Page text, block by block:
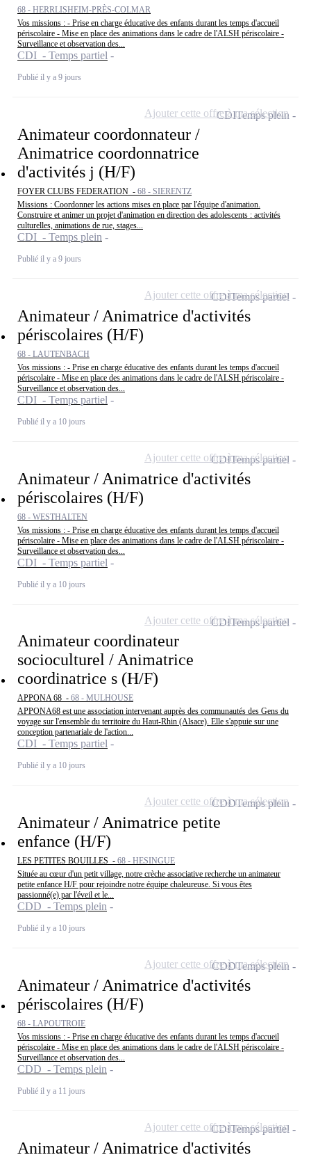
68 - HERRLISHEIM-PRÈS-COLMAR
Vos missions : - Prise en charge éducative des enfants durant les temps d'accueil
périscolaire - Mise en place des animations dans le cadre de l'ALSH périscolaire -
Surveillance et observation des...
CDI - Temps partiel
Publié il y a 9 jours
Animateur coordonnateur /
Animatrice coordonnatrice
d'activités j (H/F)
FOYER CLUBS FEDERATION - 68 - SIERENTZ
Missions : Coordonner les actions mises en place par l'équipe d'animation.
Construire et animer un projet d'animation en direction des adolescents : activités
culturelles, animations de rue, stages...
CDI - Temps plein
Publié il y a 9 jours
CDITemps plein
Ajouter cette offre à ma sélection
Animateur / Animatrice d'activités
périscolaires (H/F)
68 - LAUTENBACH
Vos missions : - Prise en charge éducative des enfants durant les temps d'accueil
périscolaire - Mise en place des animations dans le cadre de l'ALSH périscolaire -
Surveillance et observation des...
CDI - Temps partiel
Publié il y a 10 jours
CDITemps partiel
Ajouter cette offre à ma sélection
Animateur / Animatrice d'activités
périscolaires (H/F)
68 - WESTHALTEN
Vos missions : - Prise en charge éducative des enfants durant les temps d'accueil
périscolaire - Mise en place des animations dans le cadre de l'ALSH périscolaire -
Surveillance et observation des...
CDI - Temps partiel
Publié il y a 10 jours
CDITemps partiel
Ajouter cette offre à ma sélection
Animateur coordinateur
socioculturel / Animatrice
coordinatrice s (H/F)
APPONA 68 - 68 - MULHOUSE
APPONA68 est une association intervenant auprès des communautés des Gens du
voyage sur l'ensemble du territoire du Haut-Rhin (Alsace). Elle s'appuie sur une
conception partenariale de l'action...
CDI - Temps partiel
Publié il y a 10 jours
CDITemps partiel
Ajouter cette offre à ma sélection
Animateur / Animatrice petite
enfance (H/F)
LES PETITES BOUILLES - 68 - HESINGUE
Située au cœur d'un petit village, notre crèche associative recherche un animateur
petite enfance H/F pour rejoindre notre équipe chaleureuse. Si vous êtes
passionné(e) par l'éveil et le...
CDD - Temps plein
Publié il y a 10 jours
CDDTemps plein
Ajouter cette offre à ma sélection
Animateur / Animatrice d'activités
périscolaires (H/F)
68 - LAPOUTROIE
Vos missions : - Prise en charge éducative des enfants durant les temps d'accueil
périscolaire - Mise en place des animations dans le cadre de l'ALSH périscolaire -
Surveillance et observation des...
CDD - Temps plein
Publié il y a 11 jours
CDDTemps plein
Ajouter cette offre à ma sélection
Animateur / Animatrice d'activités
CDITemps partiel
Ajouter cette offre à ma sélection